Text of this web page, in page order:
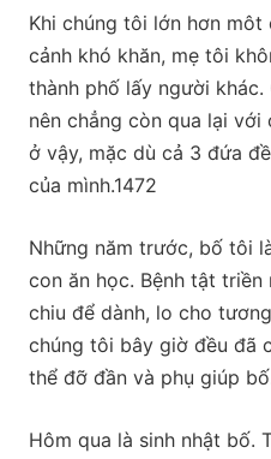
Khi chúng tôi lớn hơn
cảnh khó khăn, mẹ tôi
thành phố lấy người
nên chẳng còn qua lại
ở vậy, mặc dù cả 3 đứa
của mình.1472
Những năm trước, bố tôi
con ăn học. Bệnh tật
chiu để dành, lo cho
chúng tôi bây giờ đều đã
thể đỡ đần và phụ giúp
Hôm qua là sinh nhật bố.